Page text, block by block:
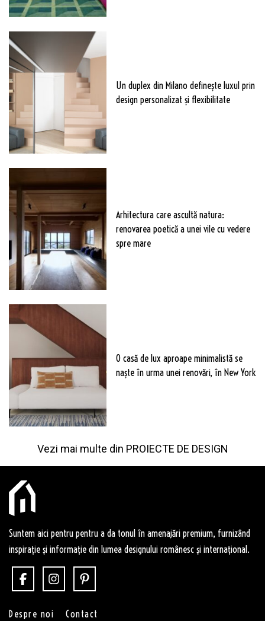
Un duplex din Milano definește luxul prin
design personalizat și flexibilitate
Arhitectura care ascultă natura:
renovarea poetică a unei vile cu vedere
spre mare
O casă de lux aproape minimalistă se
naște în urma unei renovări, în New York
Vezi mai multe din PROIECTE DE DESIGN
Suntem aici pentru pentru a da tonul în amenajări premium, furnizând
inspirație și informație din lumea designului românesc și internațional.
Despre noi Contact